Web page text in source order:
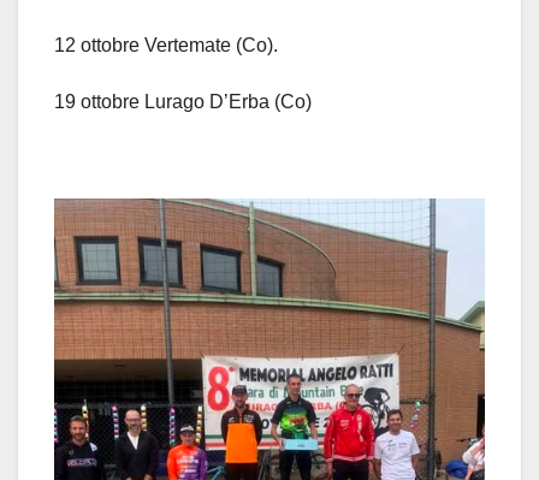
12 ottobre Vertemate (Co).
19 ottobre Lurago D’Erba (Co)